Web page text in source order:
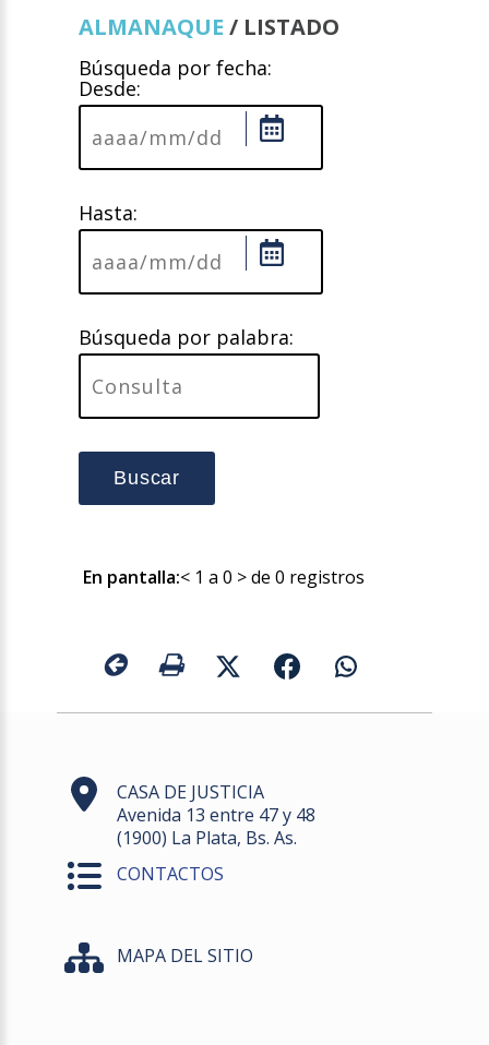
ALMANAQUE / LISTADO
Búsqueda por fecha:
Desde:
Hasta:
Búsqueda por palabra:
Buscar
En pantalla:< 1 a 0 > de 0 registros
CASA DE JUSTICIA
Avenida 13 entre 47 y 48
(1900) La Plata, Bs. As.
CONTACTOS
MAPA DEL SITIO